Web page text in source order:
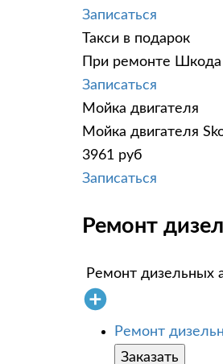
Записаться
Такси в подарок
При ремонте Шкода
Записаться
Мойка двигателя
Мойка двигателя
3961 руб
Записаться
Ремонт
Ремонт дизельных
Ремонт
Заказать